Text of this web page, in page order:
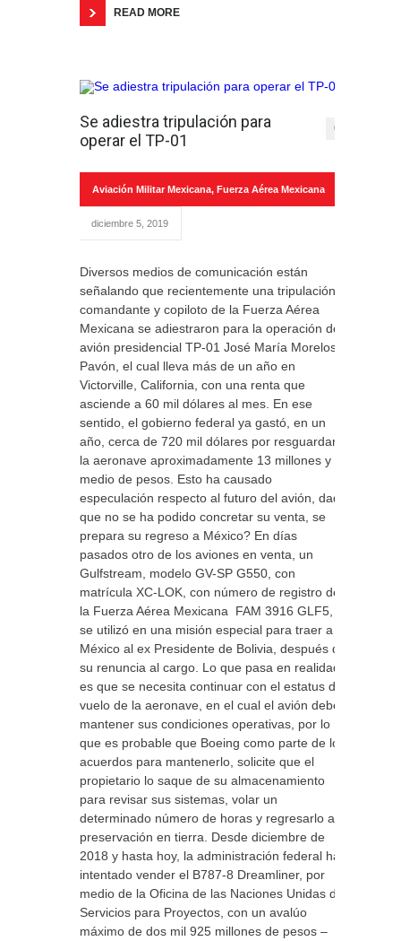
READ MORE
Se adiestra tripulación para
operar el TP-01
0
Aviación Militar Mexicana, Fuerza Aérea Mexicana
diciembre 5, 2019
Diversos medios de comunicación están
señalando que recientemente una tripulación,
comandante y copiloto de la Fuerza Aérea
Mexicana se adiestraron para la operación del
avión presidencial TP-01 José María Morelos y
Pavón, el cual lleva más de un año en
Victorville, California, con una renta que
asciende a 60 mil dólares al mes. En ese
sentido, el gobierno federal ya gastó, en un
año, cerca de 720 mil dólares por resguardar
la aeronave aproximadamente 13 millones y
medio de pesos. Esto ha causado
especulación respecto al futuro del avión, dado
que no se ha podido concretar su venta, se
prepara su regreso a México? En días
pasados otro de los aviones en venta, un
Gulfstream, modelo GV-SP G550, con
matrícula XC-LOK, con número de registro de
la Fuerza Aérea Mexicana FAM 3916 GLF5,
se utilizó en una misión especial para traer a
México al ex Presidente de Bolivia, después de
su renuncia al cargo. Lo que pasa en realidad
es que se necesita continuar con el estatus de
vuelo de la aeronave, en el cual el avión debe
mantener sus condiciones operativas, por lo
que es probable que Boeing como parte de los
acuerdos para mantenerlo, solicite que el
propietario lo saque de su almacenamiento
para revisar sus sistemas, volar un
determinado número de horas y regresarlo a
preservación en tierra. Desde diciembre de
2018 y hasta hoy, la administración federal ha
intentado vender el B787-8 Dreamliner, por
medio de la Oficina de las Naciones Unidas de
Servicios para Proyectos, con un avalúo
máximo de dos mil 925 millones de pesos –